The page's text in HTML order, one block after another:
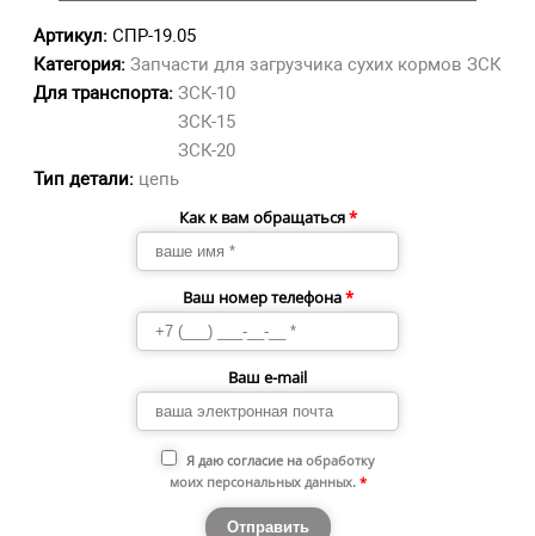
Артикул: СПР-19.05
Категория: Запчасти для загрузчика сухих кормов ЗСК
Для транспорта: ЗСК-10
ЗСК-15
ЗСК-20
Тип детали: цепь
Как к вам обращаться*
Ваш номер телефона*
Ваш e-mail
Я даю согласие на обработку
моих персональных данных. *